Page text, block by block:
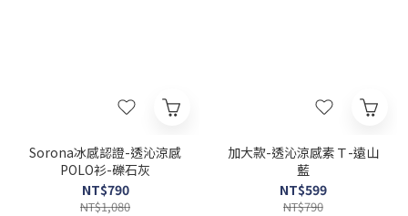
Sorona冰感認證-透沁涼感
POLO衫-礫石灰
NT$790
NT$1,080
加大款-透沁涼感素Ｔ-遠山
藍
NT$599
NT$790